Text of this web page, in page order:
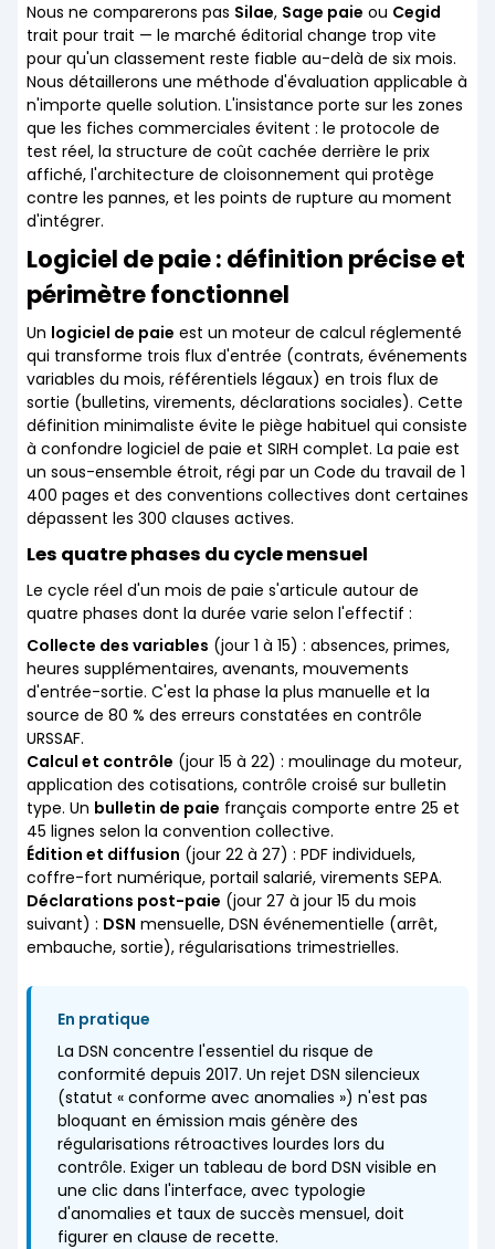
Nous ne comparerons pas Silae, Sage paie ou Cegid
trait pour trait — le marché éditorial change trop vite
pour qu'un classement reste fiable au-delà de six mois.
Nous détaillerons une méthode d'évaluation applicable à
n'importe quelle solution. L'insistance porte sur les zones
que les fiches commerciales évitent : le protocole de
test réel, la structure de coût cachée derrière le prix
affiché, l'architecture de cloisonnement qui protège
contre les pannes, et les points de rupture au moment
d'intégrer.
Logiciel de paie : définition précise et
périmètre fonctionnel
Un logiciel de paie est un moteur de calcul réglementé
qui transforme trois flux d'entrée (contrats, événements
variables du mois, référentiels légaux) en trois flux de
sortie (bulletins, virements, déclarations sociales). Cette
définition minimaliste évite le piège habituel qui consiste
à confondre logiciel de paie et SIRH complet. La paie est
un sous-ensemble étroit, régi par un Code du travail de 1
400 pages et des conventions collectives dont certaines
dépassent les 300 clauses actives.
Les quatre phases du cycle mensuel
Le cycle réel d'un mois de paie s'articule autour de
quatre phases dont la durée varie selon l'effectif :
Collecte des variables (jour 1 à 15) : absences, primes,
heures supplémentaires, avenants, mouvements
d'entrée-sortie. C'est la phase la plus manuelle et la
source de 80 % des erreurs constatées en contrôle
URSSAF.
Calcul et contrôle (jour 15 à 22) : moulinage du moteur,
application des cotisations, contrôle croisé sur bulletin
type. Un bulletin de paie français comporte entre 25 et
45 lignes selon la convention collective.
Édition et diffusion (jour 22 à 27) : PDF individuels,
coffre-fort numérique, portail salarié, virements SEPA.
Déclarations post-paie (jour 27 à jour 15 du mois
suivant) : DSN mensuelle, DSN événementielle (arrêt,
embauche, sortie), régularisations trimestrielles.
En pratique
La DSN concentre l'essentiel du risque de
conformité depuis 2017. Un rejet DSN silencieux
(statut « conforme avec anomalies ») n'est pas
bloquant en émission mais génère des
régularisations rétroactives lourdes lors du
contrôle. Exiger un tableau de bord DSN visible en
une clic dans l'interface, avec typologie
d'anomalies et taux de succès mensuel, doit
figurer en clause de recette.